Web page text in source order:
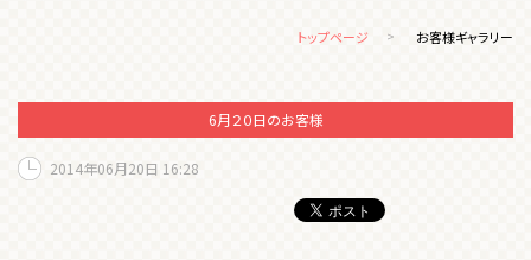
トップページ お客様ギャラリー
6月２０日のお客様
2014年06月20日 16:28